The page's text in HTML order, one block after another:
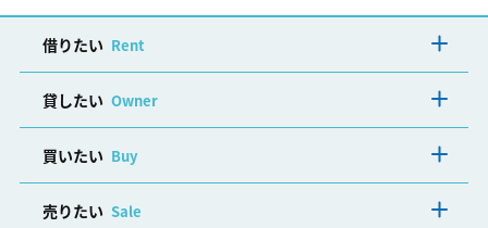
借りたい Rent
貸したい Owner
買いたい Buy
売りたい Sale